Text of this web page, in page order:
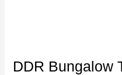
DDR Bungalow